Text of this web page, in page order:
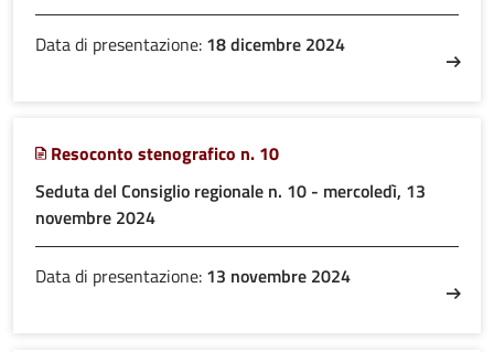
Data di presentazione: 18 dicembre 2024
Resoconto stenografico n. 10
Seduta del Consiglio regionale n. 10 - mercoledì, 13
novembre 2024
Data di presentazione: 13 novembre 2024